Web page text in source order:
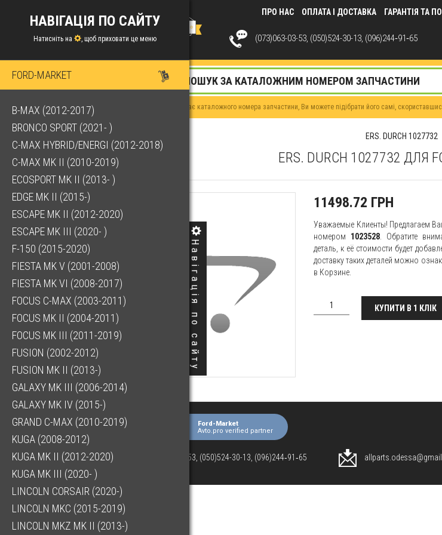
Навігація по сайту
ПРО НАС ОПЛАТА І ДОСТАВКА ГАРАНТІЯ ТА
(073)063-03-53, (050)524-30-13, (096)244‑91‑65
НАВІГАЦІЯ ПО САЙТУ
Натисніть на , щоб приховати це меню
FORD-MARKET
B-MAX (2012-2017)
BRONCO SPORT (2021- )
C-MAX HYBRID/ENERGI (2012-2018)
C-MAX MK II (2010-2019)
ECOSPORT MK II (2013- )
EDGE MK II (2015-)
ESCAPE MK II (2012-2020)
ESCAPE MK III (2020- )
F-150 (2015-2020)
FIESTA MK V (2001-2008)
FIESTA MK VI (2008-2017)
FOCUS C-MAX (2003-2011)
FOCUS MK II (2004-2011)
FOCUS MK III (2011-2019)
FUSION (2002-2012)
FUSION MK II (2013-)
GALAXY MK III (2006-2014)
GALAXY MK IV (2015-)
GRAND C-MAX (2010-2019)
KUGA (2008-2012)
KUGA MK II (2012-2020)
KUGA MK III (2020- )
LINCOLN CORSAIR (2020-)
LINCOLN MKC (2015-2019)
LINCOLN MKZ MK II (2013-)
Якщо у Вас немає каталожного номера запчастини, Ви можете підібрати його самі,
ERS. DURCH 1027732
ERS. DURCH 1027732 ДЛЯ
11498.72 ГРН
Уважаемые Клиенты! Предлагаем
номером 1023528 . Обратите
деталь, к её стоимости будет
доставку таких деталей можно
в Корзине.
КУПИТИ В 1 КЛІК
Ford-Market
Avto.pro verified partner
(073)063-03-53, (050)524-30-13, (096)244‑91‑65